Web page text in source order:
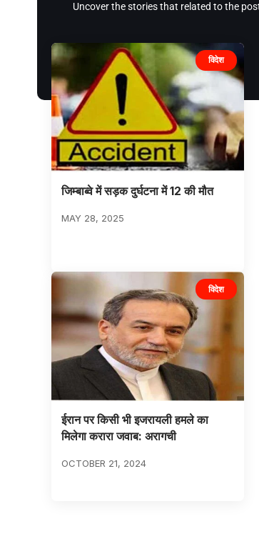
Uncover the stories that related to the
विदेश
जिम्बाब्वे में सड़क दुर्घटना में 12 की मौत
MAY 28, 2025
विदेश
ईरान पर किसी भी इजरायली हमले का
मिलेगा करारा जवाब: अरागची
OCTOBER 21, 2024